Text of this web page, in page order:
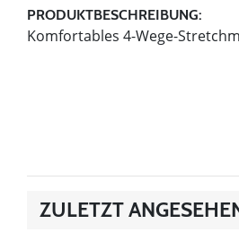
PRODUKTBESCHREIBUNG:
Komfortables 4-Wege-
ZULETZT